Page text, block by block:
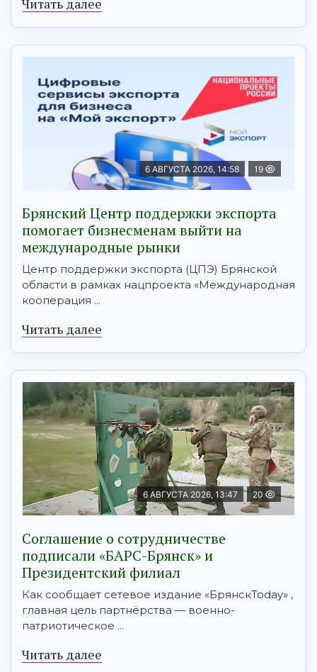
Читать далее
6 АВГУСТА 2026, 14:58 19
Брянский Центр поддержки экспорта
помогает бизнесменам выйти на
международные рынки
Центр поддержки экспорта (ЦПЭ) Брянской
области в рамках нацпроекта «Международная
кооперация ...
Читать далее
6 АВГУСТА 2026, 13:47 20
Соглашение о сотрудничестве
подписали «БАРС-Брянск» и
Президентский филиал
Как сообщает сетевое издание «БрянскToday» ,
главная цель партнёрства — военно-
патриотическое ...
Читать далее